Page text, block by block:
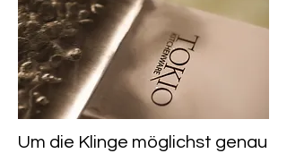
Um die Klinge möglichst genau